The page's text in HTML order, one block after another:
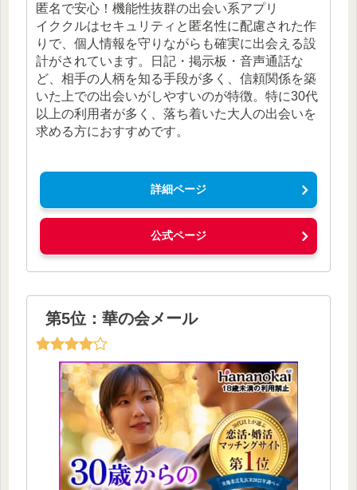
匿名で安心！機能性抜群の出会い系アプリ
イククルはセキュリティと匿名性に配慮された作
りで、個人情報を守りながらも確実に出会える設
計がされています。日記・掲示板・音声通話な
ど、相手の人柄を知る手段が多く、信頼関係を築
いた上での出会いがしやすいのが特徴。特に30代
以上の利用者が多く、落ち着いた大人の出会いを
求める方におすすめです。
詳細ページ
公式ページ
第5位：華の会メール